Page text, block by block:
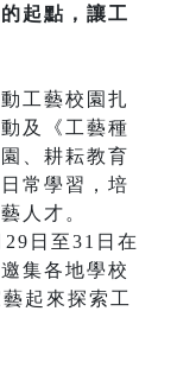
起點，讓工
工藝校園扎
及《工藝種
、耕耘教育
常學習，培
人才。
日至31日在
集各地學校
起來探索工